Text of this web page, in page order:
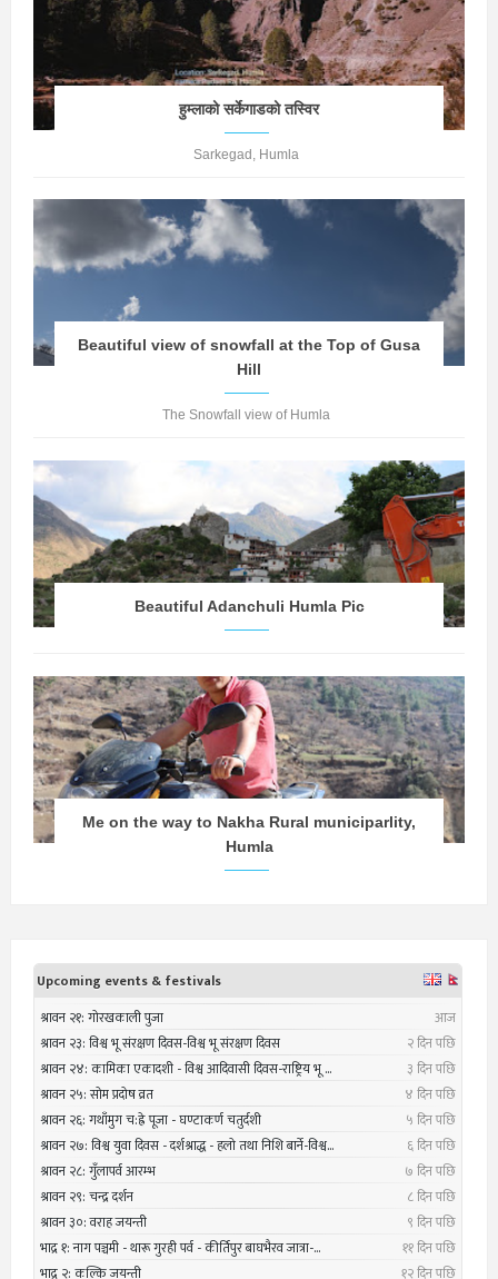
हुम्लाको सर्केगाडको तस्विर
Sarkegad, Humla
Beautiful view of snowfall at the Top of Gusa
Hill
The Snowfall view of Humla
Beautiful Adanchuli Humla Pic
Me on the way to Nakha Rural municiparlity,
Humla